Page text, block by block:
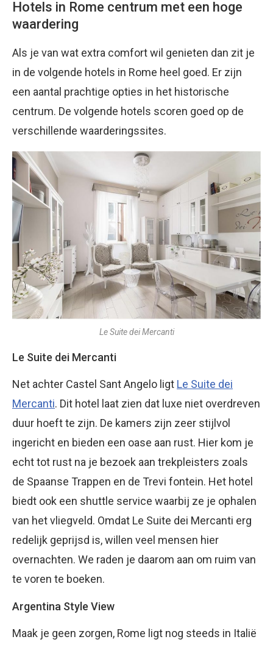
Hotels in Rome centrum met een hoge
waardering
Als je van wat extra comfort wil genieten dan zit je
in de volgende hotels in Rome heel goed. Er zijn
een aantal prachtige opties in het historische
centrum. De volgende hotels scoren goed op de
verschillende waarderingssites.
Le Suite dei Mercanti
Le Suite dei Mercanti
Net achter Castel Sant Angelo ligt Le Suite dei
Mercanti. Dit hotel laat zien dat luxe niet overdreven
duur hoeft te zijn. De kamers zijn zeer stijlvol
ingericht en bieden een oase aan rust. Hier kom je
echt tot rust na je bezoek aan trekpleisters zoals
de Spaanse Trappen en de Trevi fontein. Het hotel
biedt ook een shuttle service waarbij ze je ophalen
van het vliegveld. Omdat Le Suite dei Mercanti erg
redelijk geprijsd is, willen veel mensen hier
overnachten. We raden je daarom aan om ruim van
te voren te boeken.
Argentina Style View
Maak je geen zorgen, Rome ligt nog steeds in Italië